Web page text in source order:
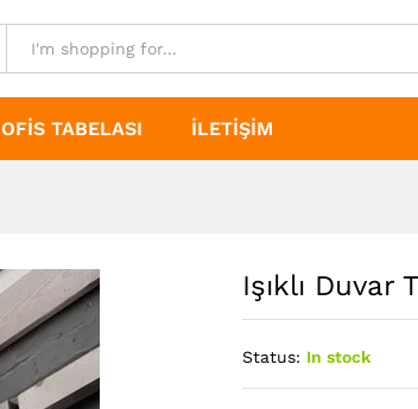
OFIS TABELASI İLETIŞIM
Işıklı Duvar
Status: In stock